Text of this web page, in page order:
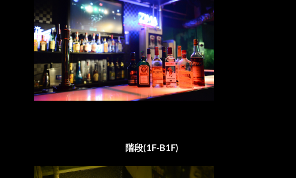
階段(1F-B1F)